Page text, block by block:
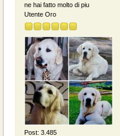
ne hai fatto molto di piu
Utente Oro
Post: 3.485